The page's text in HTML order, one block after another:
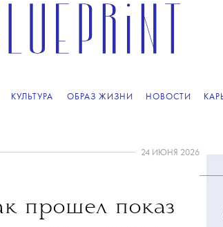
КУЛЬТУРА ОБРАЗ ЖИЗНИ НОВОСТИ
24 ИЮНЯ 2026
прошел показ